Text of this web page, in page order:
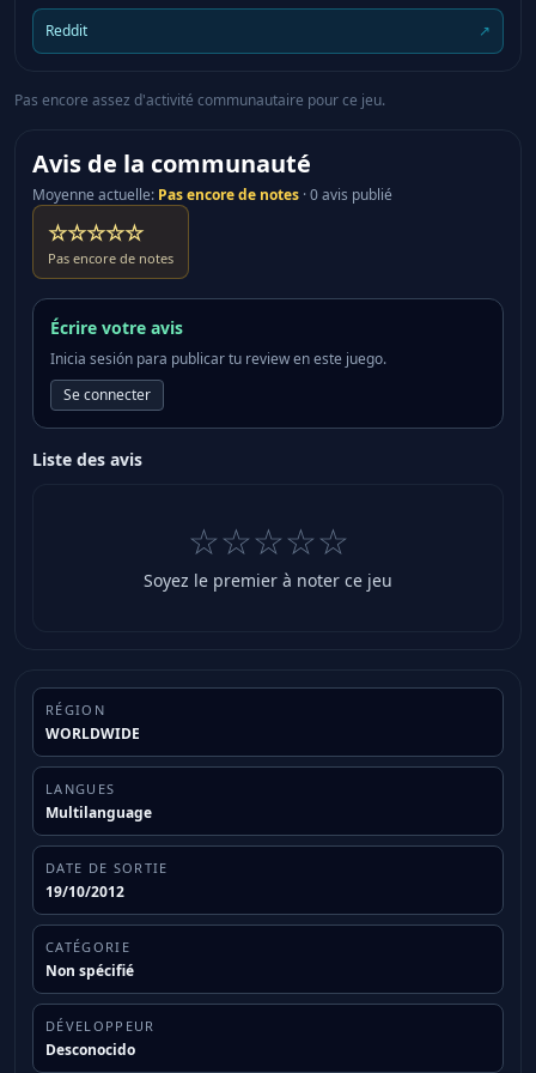
trucks. Favorite the images you like the most and
return to them anytime in the future. Discuss the
See the best images hand-picked by the game
Try to get your own screenshot on this list! Upload
and use your custom avatar and license plate in the
game. World of Trucks is an optional service,
registration on World of Trucks isn't required to play
Reddit ↗
Pas encore assez d'activité communautaire pour ce jeu.
Avis de la communauté
Moyenne actuelle: Pas encore de notes ·0 avis publié
☆☆☆☆☆
Pas encore de notes
Écrire votre avis
Inicia sesión para publicar tu review en este juego.
Se connecter
Liste des avis
☆☆☆☆☆
Soyez le premier à noter ce jeu
RÉGION
WORLDWIDE
LANGUES
Multilanguage
DATE DE SORTIE
19/10/2012
CATÉGORIE
Non spécifié
DÉVELOPPEUR
Desconocido